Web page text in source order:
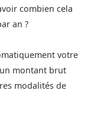
combien cela
an ?
votre
montant brut
modalités de